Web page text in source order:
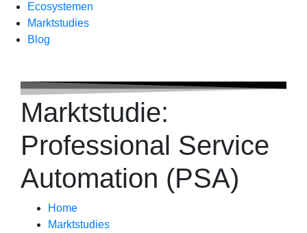
Ecosystemen
Marktstudies
Blog
Marktstudie:
Professional Service
Automation (PSA)
Home
Marktstudies